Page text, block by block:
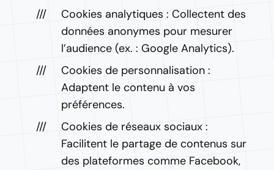
Cookies analytiques : Collectent des
données anonymes pour mesurer
l’audience (ex. : Google Analytics).
Cookies de personnalisation :
Adaptent le contenu à vos
préférences.
Cookies de réseaux sociaux :
Facilitent le partage de contenus sur
des plateformes comme Facebook,